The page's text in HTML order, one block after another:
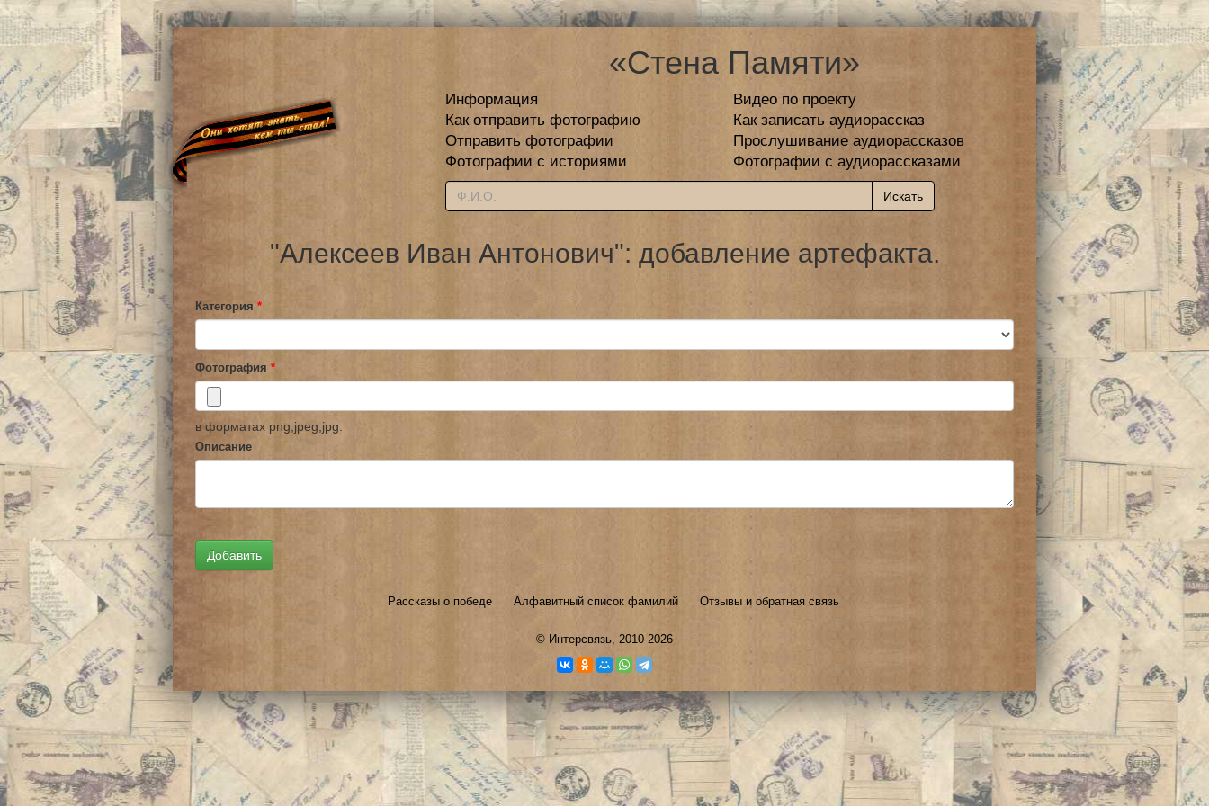
«Стена Памяти»
Информация
Видео по проекту
Как отправить фотографию
Как записать аудиорассказ
Отправить фотографии
Прослушивание аудиорассказов
Фотографии с историями
Фотографии с аудиорассказами
"Алексеев Иван Антонович": добавление артефакта.
Категория *
Фотография *
в форматах png,jpeg,jpg.
Описание
Рассказы о победе Алфавитный список фамилий Отзывы и обратная связь
© Интерсвязь , 2010-2026